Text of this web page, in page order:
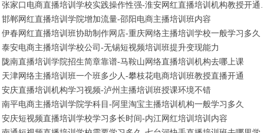
张家口电商直播
邯郸网红直播培训学院增加流量-邵阳电商主播培训班内容
伊春网红直播培训班协助制作网店-重庆网络主播培训学校一般学习多久
泰安电商主播培训学校公司-无锡短视频培训班提升变现能力
陇南直播培训学院招生简章靠谱-马鞍山网络直播培训机构去哪上课
天津网络主播培训班一个班多少人-攀枝花电商培训班教授直播开通
安庆直播培训机构学习视频-泸州主播培训班授课环境不错
南平电商主播培训学院学科目-阿里淘宝主播培训机构一般学习多久
安庆短视频直播培训学校学习多长时间-内江网红培训培训内容